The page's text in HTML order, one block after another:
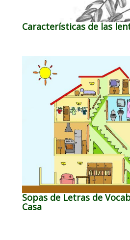
Características de las
Sopas de Letras de
Casa